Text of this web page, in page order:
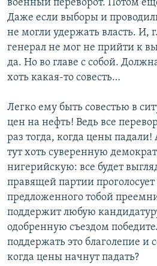
военный переворот. Потом
Даже если выборы и
не могли удержать власть. И,
генерал не мог не прийти к
да. Но во главе с собой.
хоть какая-то совесть…
Легко ему быть совестью в
цен на нефть! Ведь все
раз тогда, когда цены падали!
тут хоть суверенную
нигерийскую: все будет
правящей партии проголосует
предложенного тобой
поддержит любую
одобренную съездом
поддержать это благолепие и
когда цены начнут падать?